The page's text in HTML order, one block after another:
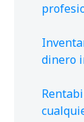
dinero